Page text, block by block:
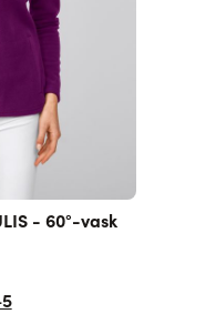
- 60°-vask